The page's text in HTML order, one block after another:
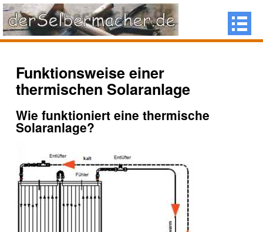
Funktionsweise einer
thermischen Solaranlage
Wie funktioniert eine thermische
Solaranlage?